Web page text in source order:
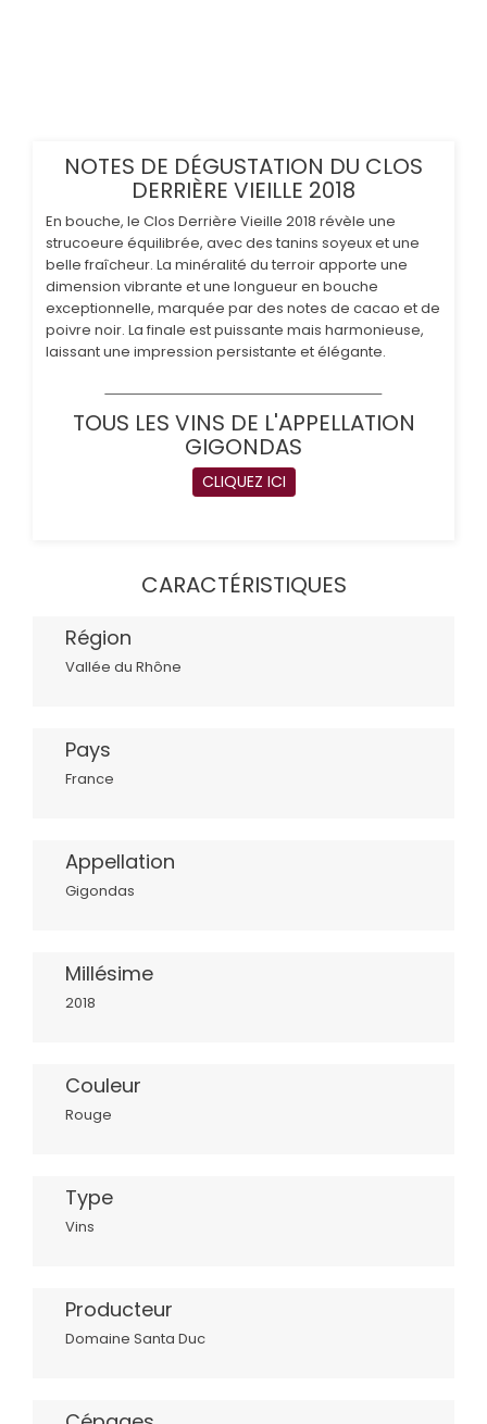
NOTES DE DÉGUSTATION DU CLOS
DERRIÈRE VIEILLE 2018
En bouche, le Clos Derrière Vieille 2018 révèle une
strucoeure équilibrée, avec des tanins soyeux et une
belle fraîcheur. La minéralité du terroir apporte une
dimension vibrante et une longueur en bouche
exceptionnelle, marquée par des notes de cacao et de
poivre noir. La finale est puissante mais harmonieuse,
laissant une impression persistante et élégante.
TOUS LES VINS DE L'APPELLATION
GIGONDAS
CLIQUEZ ICI
CARACTÉRISTIQUES
Région
Vallée du Rhône
Pays
France
Appellation
Gigondas
Millésime
2018
Couleur
Rouge
Type
Vins
Producteur
Domaine Santa Duc